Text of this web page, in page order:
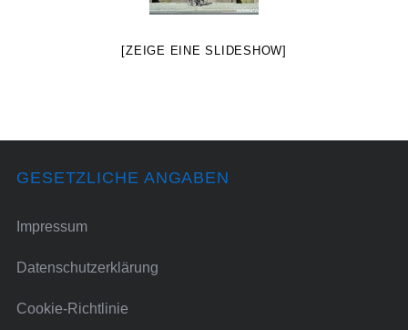
[ZEIGE EINE SLIDESHOW]
GESETZLICHE ANGABEN
Impressum
Datenschutzerklärung
Cookie-Richtlinie